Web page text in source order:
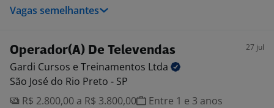
Vagas semelhantes
Operador(A) De Televendas 27 jul
Gardi Cursos e Treinamentos Ltda
São José do Rio Preto - SP
R$ 2.800,00 a R$ 3.800,00
Entre 1 e 3 anos